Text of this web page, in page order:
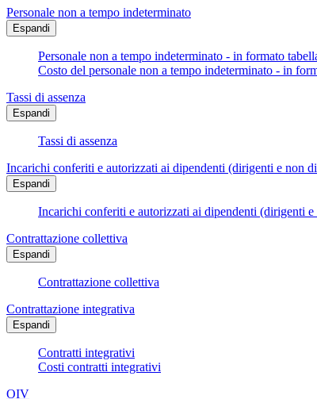
Personale non a tempo indeterminato
Espandi
Personale non a tempo indeterminato - in formato
Costo del personale non a tempo indeterminato - in
Tassi di assenza
Espandi
Tassi di assenza
Incarichi conferiti e autorizzati ai dipendenti (dirigenti e non
Espandi
Incarichi conferiti e autorizzati ai dipendenti (dirigenti
Contrattazione collettiva
Espandi
Contrattazione collettiva
Contrattazione integrativa
Espandi
Contratti integrativi
Costi contratti integrativi
OIV